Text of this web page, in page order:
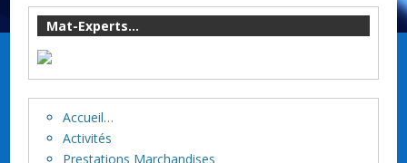
Mat-Experts...
Accueil…
Activités
Prestations Marchandises